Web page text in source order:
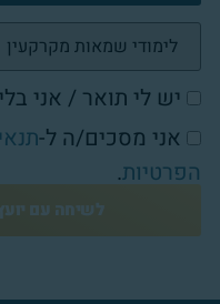
יש לי תואר / אני
אני מסכים/ה ל-
הפרטיות.
לשיחה עם